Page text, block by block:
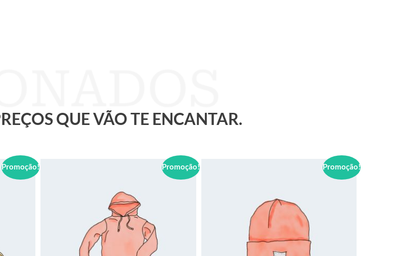
QUE VÃO TE ENCANTAR.
Promoção! Promoção! Promoção!